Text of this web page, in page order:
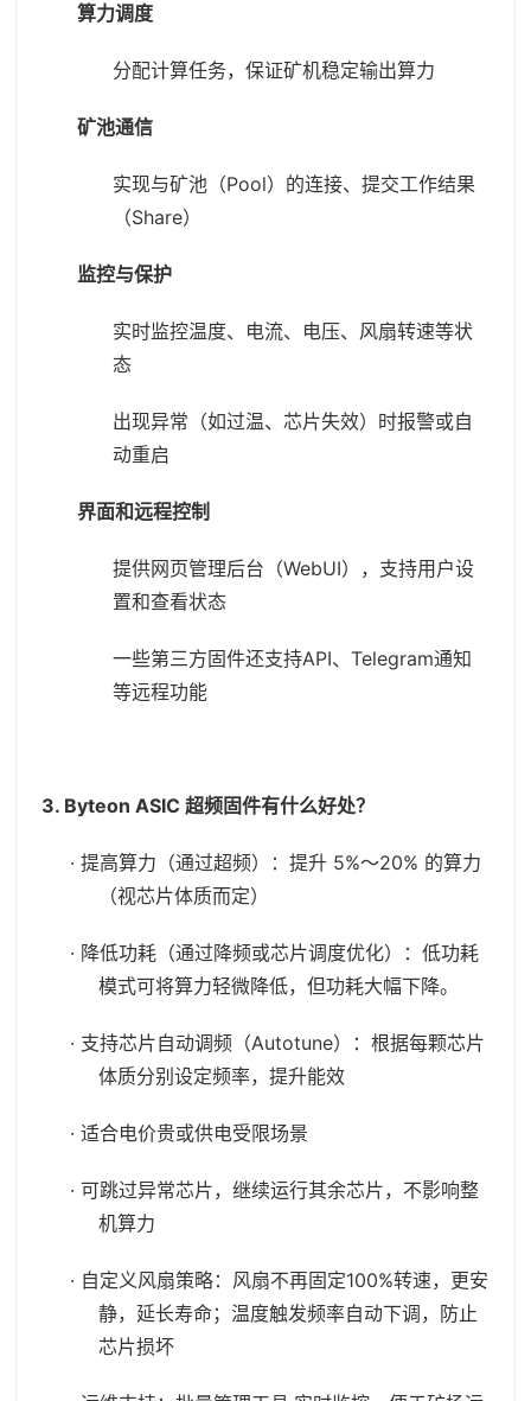
算力调度
分配计算任务，保证矿机稳定输出算力
矿池通信
实现与矿池（Pool）的连接、提交工作结果
（Share）
监控与保护
实时监控温度、电流、电压、风扇转速等状
态
出现异常（如过温、芯片失效）时报警或自
动重启
界面和远程控制
提供网页管理后台（WebUI），支持用户设
置和查看状态
一些第三方固件还支持API、Telegram通知
等远程功能
3. Byteon ASIC 超频固件有什么好处？
· 提高算力（通过超频）：提升 5%～20% 的算力
（视芯片体质而定）
· 降低功耗（通过降频或芯片调度优化）：低功耗
模式可将算力轻微降低，但功耗大幅下降。
· 支持芯片自动调频（Autotune）：根据每颗芯片
体质分别设定频率，提升能效
· 适合电价贵或供电受限场景
· 可跳过异常芯片，继续运行其余芯片，不影响整
机算力
· 自定义风扇策略：风扇不再固定100%转速，更安
静，延长寿命；温度触发频率自动下调，防止
芯片损坏